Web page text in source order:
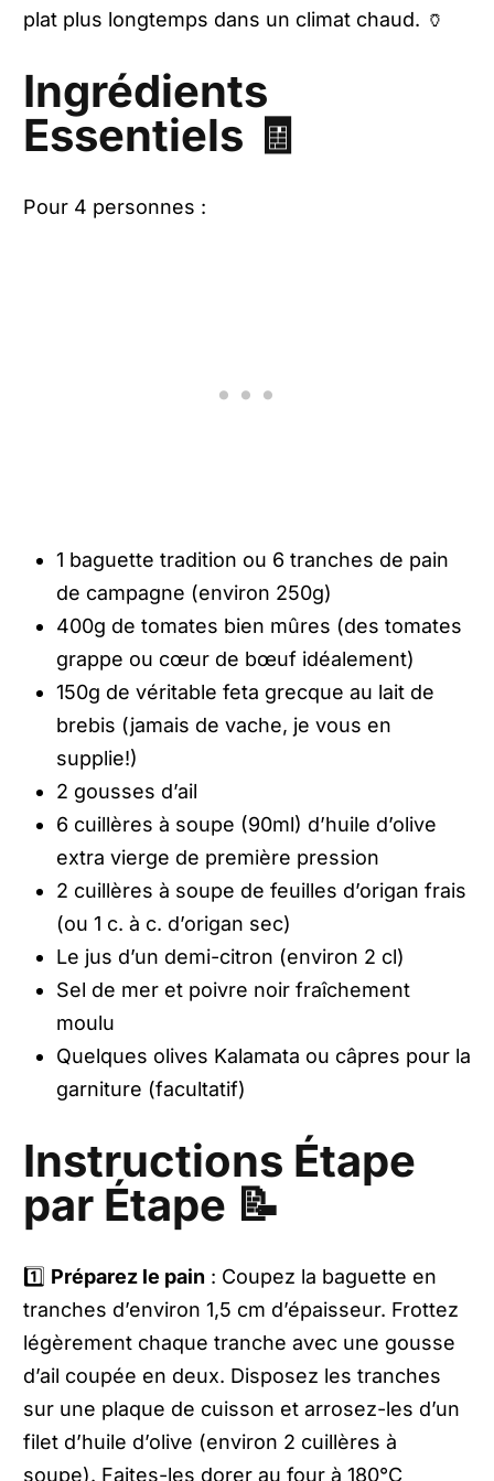
plat plus longtemps dans un climat chaud. 🏺
Ingrédients
Essentiels 🧾
Pour 4 personnes :
1 baguette tradition ou 6 tranches de pain
de campagne (environ 250g)
400g de tomates bien mûres (des tomates
grappe ou cœur de bœuf idéalement)
150g de véritable feta grecque au lait de
brebis (jamais de vache, je vous en
supplie!)
2 gousses d’ail
6 cuillères à soupe (90ml) d’huile d’olive
extra vierge de première pression
2 cuillères à soupe de feuilles d’origan frais
(ou 1 c. à c. d’origan sec)
Le jus d’un demi-citron (environ 2 cl)
Sel de mer et poivre noir fraîchement
moulu
Quelques olives Kalamata ou câpres pour la
garniture (facultatif)
Instructions Étape
par Étape 📝
1️⃣ Préparez le pain : Coupez la baguette en
tranches d’environ 1,5 cm d’épaisseur. Frottez
légèrement chaque tranche avec une gousse
d’ail coupée en deux. Disposez les tranches
sur une plaque de cuisson et arrosez-les d’un
filet d’huile d’olive (environ 2 cuillères à
soupe). Faites-les dorer au four à 180°C